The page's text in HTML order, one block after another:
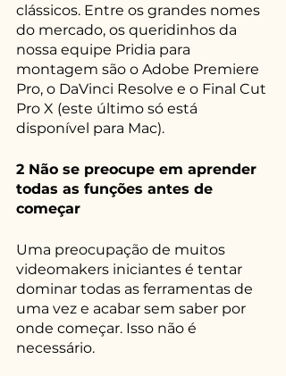
clássicos. Entre os grandes nomes
do mercado, os queridinhos da
nossa equipe Pridia para
montagem são o Adobe Premiere
Pro, o DaVinci Resolve e o Final Cut
Pro X (este último só está
disponível para Mac).
2 Não se preocupe em aprender
todas as funções antes de
começar
Uma preocupação de muitos
videomakers iniciantes é tentar
dominar todas as ferramentas de
uma vez e acabar sem saber por
onde começar. Isso não é
necessário.